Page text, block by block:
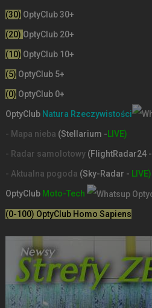
(30) OptyClub 30+
(20) OptyClub 20+
(10) OptyClub 10+
(5) OptyClub 5+
(0) OptyClub 0+
OptyClub Natura Rzeczywistości
- Mapa nieba (Stellarium -LIVE)
- Radar samolotowy (FlightRadar24 -
- Aktualna pogoda (Sky-Radar - LIVE)
OptyClub Moto-Tech
(0-100) OptyClub Homo Sapiens